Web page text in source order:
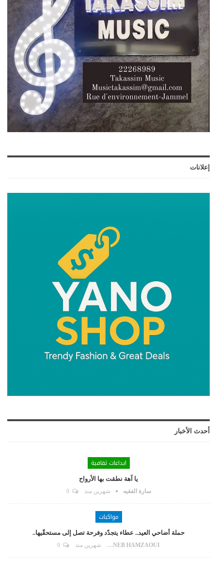
إعلانات
أحدث الأخبار
ابداعات ثقافية
يا آهة نطقت بها الأرواح
سارة الفقيه شهرين منذ 0
مواكبات
حملة أضاحي العيد.. عطاء يتجدّد وفرحة تصل إلى مستحقّيها..
ZAYNEB HAMZAOUI شهرين منذ